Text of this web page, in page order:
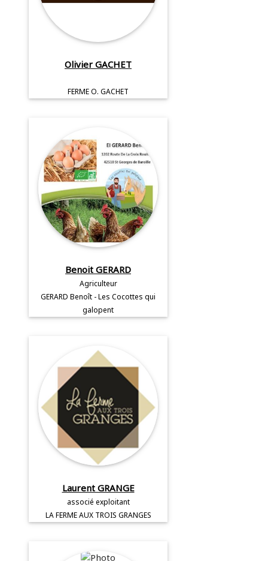
Olivier GACHET
FERME O. GACHET
Benoit GERARD
Agriculteur
GERARD Benoît - Les Cocottes qui
galopent
Laurent GRANGE
associé exploitant
LA FERME AUX TROIS GRANGES